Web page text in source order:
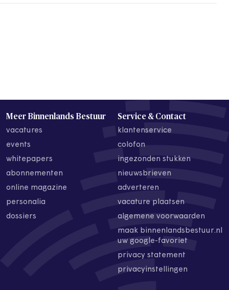
Meer Binnenlands Bestuur
vacatures
events
whitepapers
abonnementen
online magazine
personalia
dossiers
Service & Contact
klantenservice
colofon
ingezonden stukken
nieuwsbrieven
adverteren
vacature plaatsen
algemene voorwaarden
maak binnenlandsbestuur.nl
uw google-favoriet
privacy statement
privacyinstellingen